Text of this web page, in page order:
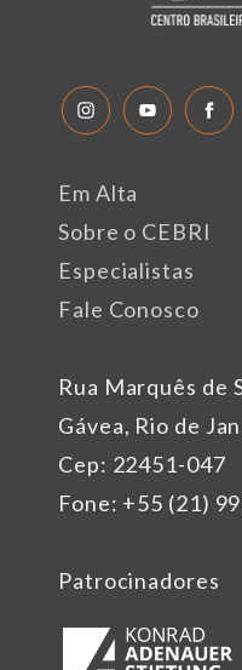
Rua Marquês de
Gávea, Rio de
Cep: 22451-047
Fone: +55 (21)
Em Alta
Sobre o CEBRI
Especialistas
Fale Conosco
Patrocinadores